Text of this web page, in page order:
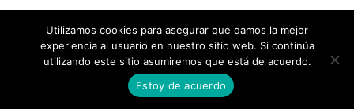
Utilizamos cookies para asegurar que damos la mejor
experiencia al usuario en nuestro sitio web. Si continúa
utilizando este sitio asumiremos que está de acuerdo.
Estoy de acuerdo